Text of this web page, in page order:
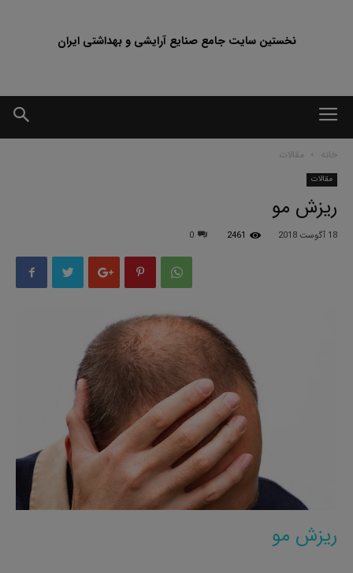
نخستین سایت جامع صنایع آرایشی و بهداشتی ایران
خانه مقالات
مقالات
ریزش مو
18 آگوست 2018 2461
0
ریزش مو